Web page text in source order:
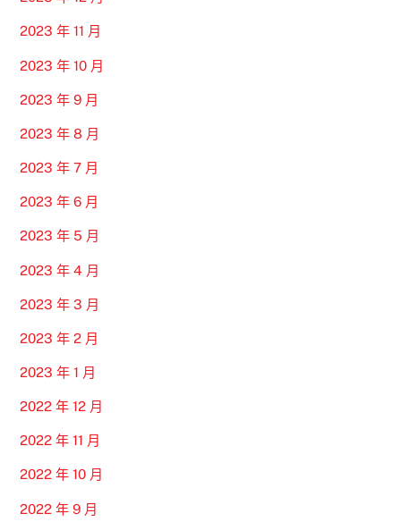
2023 年 11 月
2023 年 10 月
2023 年 9 月
2023 年 8 月
2023 年 7 月
2023 年 6 月
2023 年 5 月
2023 年 4 月
2023 年 3 月
2023 年 2 月
2023 年 1 月
2022 年 12 月
2022 年 11 月
2022 年 10 月
2022 年 9 月